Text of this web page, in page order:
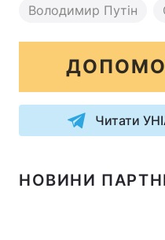
Володимир Путін
Читати
НОВИНИ